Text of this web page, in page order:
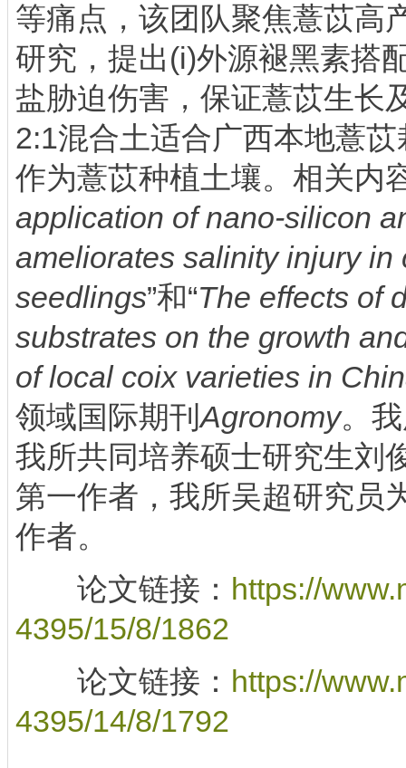
等痛点，该团队聚焦薏苡高
研究，提出(i)外源褪黑素搭
盐胁迫伤害，保证薏苡生长
2:1混合土适合广西本地薏
作为薏苡种植土壤。相关内
application of nano-silicon
ameliorates salinity injury in
seedlings”和“The effects of
substrates on the growth
of local coix varieties in
领域国际期刊Agronomy。
我所共同培养硕士研究生刘
第一作者，我所吴超研究员
作者。
论文链接： https://
4395/15/8/1862
论文链接： https://
4395/14/8/1792